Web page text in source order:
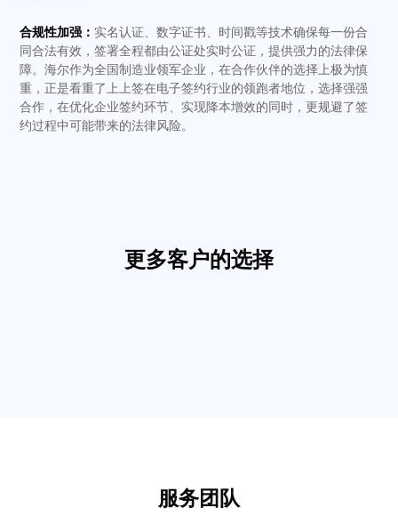
合规性加强： 实名认证、数字证书、时间戳等技术确保每一份合
同合法有效，签署全程都由公证处实时公证，提供强力的法律保
障。海尔作为全国制造业领军企业，在合作伙伴的选择上极为慎
重，正是看重了上上签在电子签约行业的领跑者地位，选择强强
合作，在优化企业签约环节、实现降本增效的同时，更规避了签
约过程中可能带来的法律风险。
更多客户的选择
服务团队